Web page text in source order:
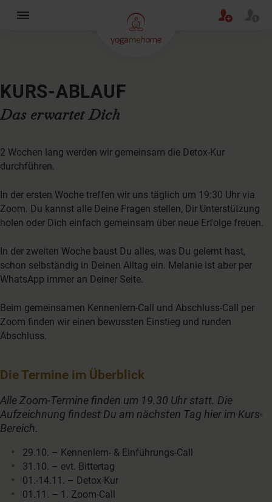
KURS-ABLAUF
Das erwartet Dich
2 Wochen lang werden wir gemeinsam die Detox-Kur
durchführen.
In der ersten Woche treffen wir uns täglich um 19:30 Uhr via
Zoom. Du kannst alle Deine Fragen stellen, Dir Unterstützung
holen oder Dich einfach gemeinsam über neue Erfolge freuen.
In der zweiten Woche baust Du alles, was Du gelernt hast,
schon selbständig in Deinen Alltag ein. Melanie ist aber per
WhatsApp immer an Deiner Seite.
Beim gemeinsamen Kennenlern-Call und Abschluss-Call per
Zoom finden wir einen bewussten Einstieg und runden
Abschluss.
Die Termine im Überblick
Alle Zoom-Termine finden um 19.30 Uhr statt. Die
Aufzeichnung findest Du am nächsten Tag hier im Kurs-
Bereich.
29.10. ­– Kennenlern- & Einführungs-Call
31.10. – evt. Bittertag
01.-14.11. – Detox-Kur
01.11. – 1. Zoom-Call